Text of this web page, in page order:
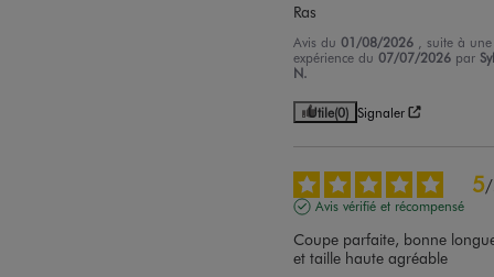
Ras
Avis du01/08/2026
, suite à une
expérience du07/07/2026 par
N.
Utile(0) Signaler
5/
Avis vérifié et récompensé
Coupe parfaite, bonne
et taille haute agréable